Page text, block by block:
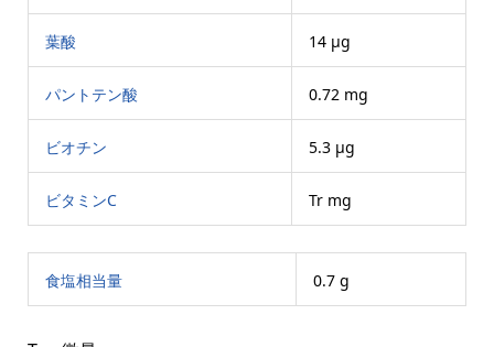
葉酸 14 μg
パントテン酸 0.72 mg
ビオチン 5.3 μg
ビタミンC Tr mg
食塩相当量 0.7 g